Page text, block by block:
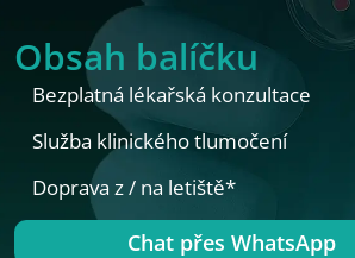
Obsah balíčku
Bezplatná lékařská konzultace
Služba klinického tlumočení
Doprava z / na letiště*
Chat přes WhatsApp